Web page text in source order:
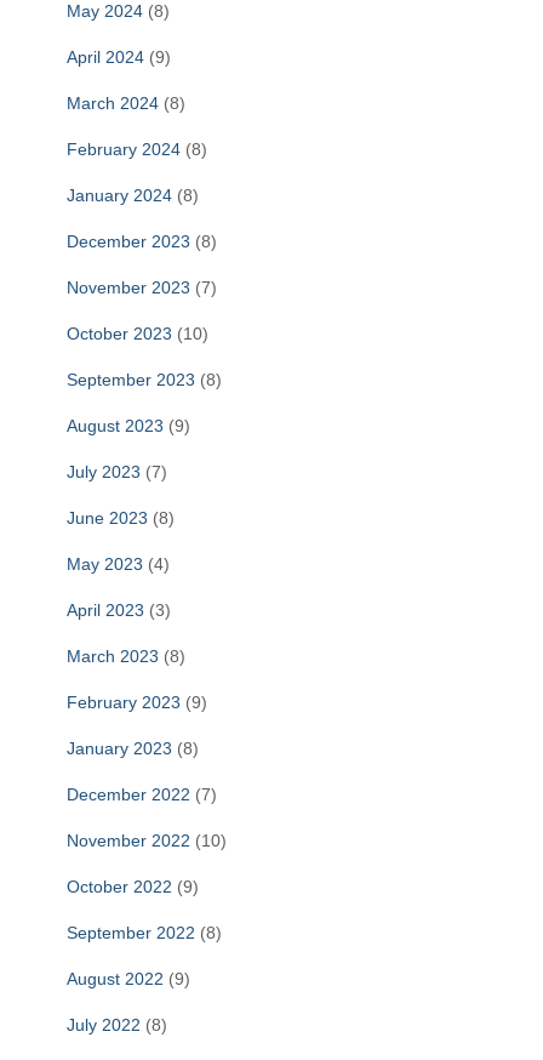
May 2024 (8)
April 2024 (9)
March 2024 (8)
February 2024 (8)
January 2024 (8)
December 2023 (8)
November 2023 (7)
October 2023 (10)
September 2023 (8)
August 2023 (9)
July 2023 (7)
June 2023 (8)
May 2023 (4)
April 2023 (3)
March 2023 (8)
February 2023 (9)
January 2023 (8)
December 2022 (7)
November 2022 (10)
October 2022 (9)
September 2022 (8)
August 2022 (9)
July 2022 (8)